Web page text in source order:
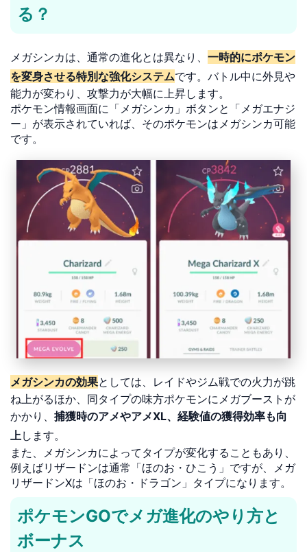
る？
メガシンカは、通常の進化とは異なり、 一時的にポケモン
を変身させる特別な強化システムです。バトル中に外見や
能力が変わり、攻撃力が大幅に上昇します。
ポケモン情報画面に「メガシンカ」ボタンと「メガエナジ
ー」が表示されていれば、そのポケモンはメガシンカ可能
です。
メガシンカの効果としては、レイドやジム戦での火力が跳
ね上がるほか、同タイプの味方ポケモンにメガブーストが
かかり、 捕獲時のアメやアメXL、経験値の獲得効率も向
上します。
また、メガシンカによってタイプが変化することもあり、
例えばリザードンは通常「ほのお・ひこう」ですが、メガ
リザードンXは「ほのお・ドラゴン」タイプになります。
ポケモンGOでメガ進化のやり方と
ボーナス